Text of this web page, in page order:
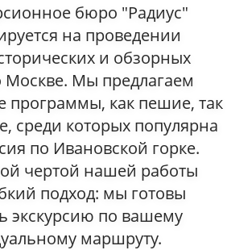
бюро "Радиус"
на проведении
и обзорных
Москве. Мы предлагаем
программы, как пешие, так
среди которых популярна
по Ивановской горке.
чертой нашей работы
подход: мы готовы
экскурсию по вашему
маршруту.